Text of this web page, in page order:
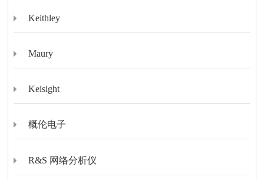
Keithley
Maury
Keisight
概伦电子
R&S 网络分析仪